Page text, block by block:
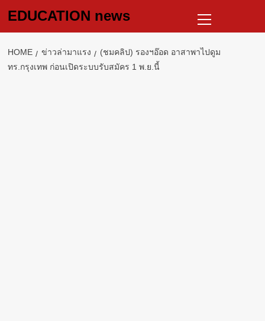
EDUCATION news
Menu
HOME ข่าวล่ามาแรง
(ชมคลิป) รองฯอ๊อด อาสาพาไปดูม
ทร.กรุงเทพ ก่อนเปิดระบบรับสมัคร 1 พ.ย.นี้